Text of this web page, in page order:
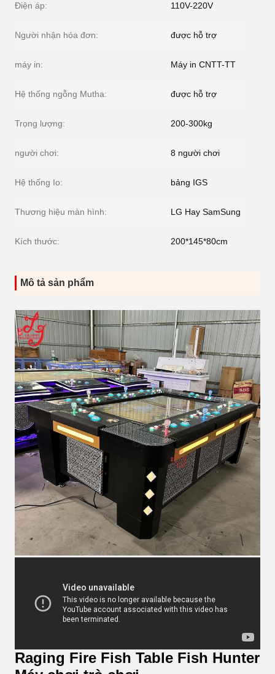
Điện áp: 110V-220V
Người nhận hóa đơn: được hỗ trợ
máy in: Máy in CNTT-TT
Hệ thống ngỗng Mutha: được hỗ trợ
Trọng lượng: 200-300kg
người chơi: 8 người chơi
Hệ thống Io: bảng IGS
Thương hiệu màn hình: LG Hay SamSung
Kích thước: 200*145*80cm
Mô tả sản phẩm
Raging Fire Fish Table Fish Hunter